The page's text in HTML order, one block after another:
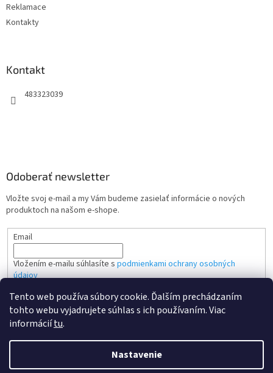
Tento web používa súbory cookie. Ďalším prechádzaním
tohto webu vyjadrujete súhlas s ich používaním. Viac
informáciítu.
Nastavenie
Reklamace
Kontakty
Kontakt
483323039
Odoberať newsletter
Vložte svoj e-mail a my Vám budeme zasielať informácie o nových
produktoch na našom e-shope.
Email
Vložením e-mailu súhlasíte s podmienkami ochrany osobných
údajov
PRIHLÁSIŤ SA
Vytvoril Shoptet